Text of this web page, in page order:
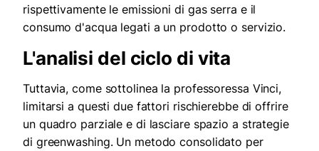
rispettivamente le emissioni di gas serra e il
consumo d'acqua legati a un prodotto o servizio.
L'analisi del ciclo di vita
Tuttavia, come sottolinea la professoressa Vinci,
limitarsi a questi due fattori rischierebbe di offrire
un quadro parziale e di lasciare spazio a strategie
di greenwashing. Un metodo consolidato per